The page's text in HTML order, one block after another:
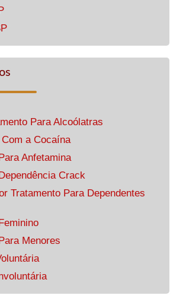
Para Alcoólatras
a Cocaína
Anfetamina
Crack
Tratamento Para Dependentes
Menores